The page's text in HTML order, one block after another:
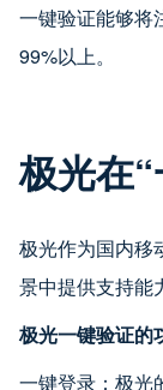
一键验证能够将
99%以上。
极光在
极光作为国内移
景中提供支持能
极光一键验证的
一键登录：极光